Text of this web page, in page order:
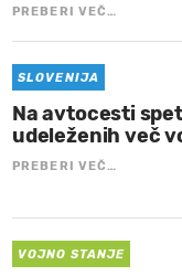
PREBERI VEČ…
SLOVENIJA
Na avtocesti
udeleženih več
PREBERI VEČ…
VOJNO STANJE